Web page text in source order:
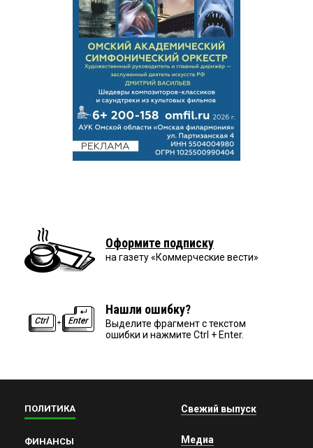
Оформите подписку
на газету «Коммерческие вести»
Нашли ошибку?
Выделите фрагмент с текстом
ошибки и нажмите Ctrl + Enter.
ПОЛИТИКА
ФИНАНСЫ
Свежий выпуск
Медиа